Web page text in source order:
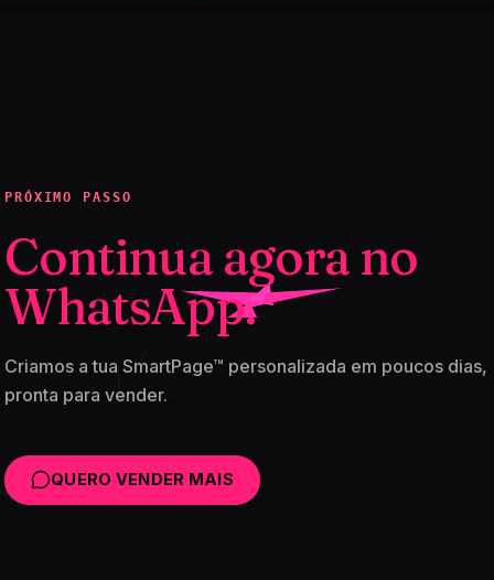
PRÓXIMO PASSO
Continua agora no
WhatsApp.
Criamos a tua SmartPage™ personalizada em poucos dias,
pronta para vender.
QUERO VENDER MAIS